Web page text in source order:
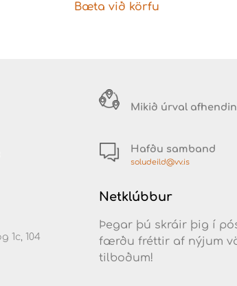
Bæta við körfu
1c, 104
Mikið úrval
Hafðu samband
soludeild@vv.is
Netklúbbur
Þegar þú skráir þig í
færðu fréttir af nýjum
tilboðum!